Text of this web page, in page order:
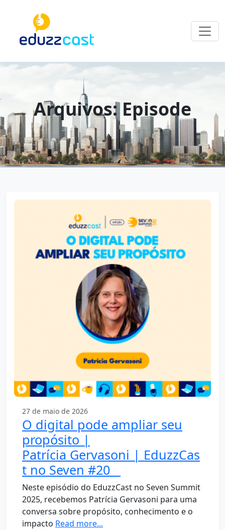
Arquivos:Episode
27 de maio de 2026
O digital pode ampliar seu
propósito |
Patrícia Gervasoni | EduzzCas
t no Seven #20
Neste episódio do EduzzCast no Seven Summit
2025, recebemos Patrícia Gervasoni para uma
conversa sobre propósito, conhecimento e o
impacto Read more...